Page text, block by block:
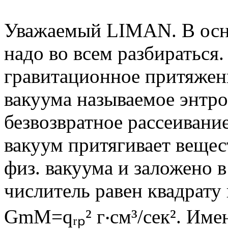
Уважаемый LIMAN. В
надо во всем
гравитационное
вакуума называемое
безвозвратное
вакуум притягивает
физ. вакуума и заложено
числитель равен
GmM=qᵣₚ² г‧см³/сек².